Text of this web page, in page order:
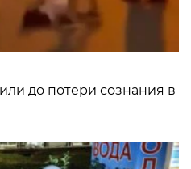
до потери сознания в